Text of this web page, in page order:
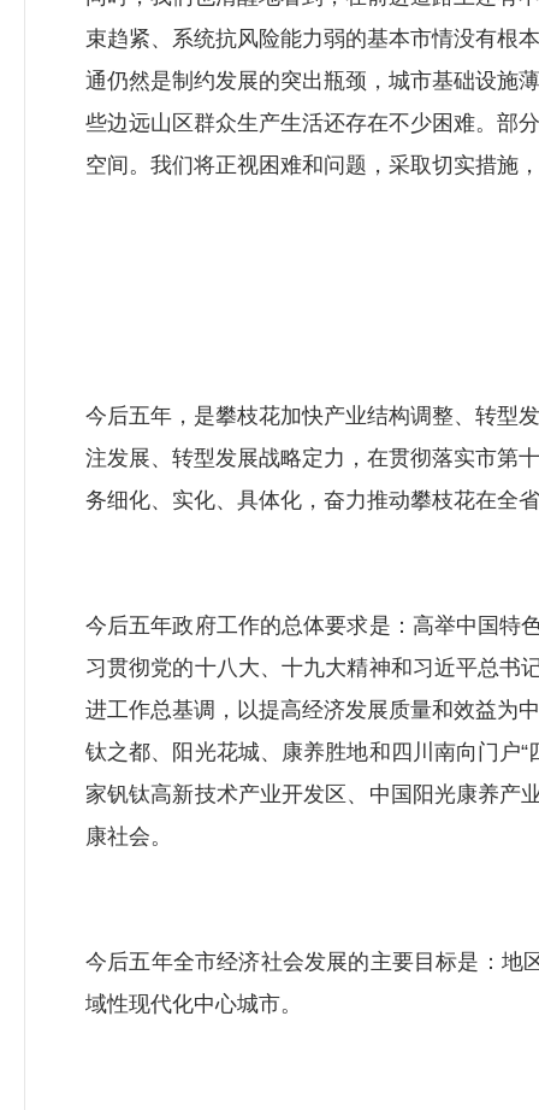
束趋紧、系统抗风险能力弱的基本市情没有根
通仍然是制约发展的突出瓶颈，城市基础设施
些边远山区群众生产生活还存在不少困难。部
空间。我们将正视困难和问题，采取切实措施
今后五年，是攀枝花加快产业结构调整、转型
注发展、转型发展战略定力，在贯彻落实市第
务细化、实化、具体化，奋力推动攀枝花在全
今后五年政府工作的总体要求是：高举中国特
习贯彻党的十八大、十九大精神和习近平总书
进工作总基调，以提高经济发展质量和效益为
钛之都、阳光花城、康养胜地和四川南向门户
家钒钛高新技术产业开发区、中国阳光康养产
康社会。
今后五年全市经济社会发展的主要目标是：地
域性现代化中心城市。